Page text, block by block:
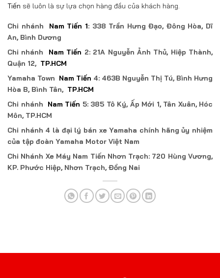
Tiến sẽ luôn là sự lựa chọn hàng đầu của khách hàng.
Chi nhánh Nam Tiến 1: 338 Trần Hưng Đạo, Đông Hòa, Dĩ
An, Bình Dương
Chi nhánh
Nam Tiến 2: 21A Nguyễn Ảnh Thủ, Hiệp Thành,
Quận 12, TP.HCM
Yamaha Town Nam Tiến 4: 463B Nguyễn Thị Tú, Bình Hưng
Hòa B, Bình Tân, TP.HCM
Chi nhánh
Nam Tiến 5: 385 Tô Ký, Ấp Mới 1, Tân Xuân, Hóc
Môn, TP.HCM
Chi nhánh 4 là đại lý bán xe Yamaha chính hãng ủy nhiệm
của tập đoàn Yamaha Motor Việt Nam
Chi Nhánh Xe Máy Nam Tiến Nhơn Trạch: 720 Hùng Vương,
KP. Phước Hiệp, Nhơn Trạch, Đồng Nai